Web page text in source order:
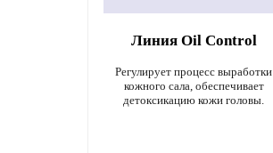
Линия Oil Control
Регулирует процесс выработки
кожного сала, обеспечивает
детоксикацию кожи головы.